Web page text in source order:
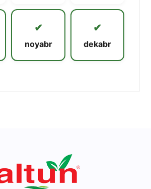
✔
noyabr
✔
dekabr